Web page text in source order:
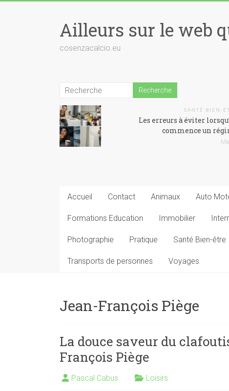
Ailleurs sur le web
cosenzacalcio.eu
SANTÉ BIEN-
Les erreurs à éviter
commence un
Accueil Contact Animaux Auto
Formations Education Immobilier
Photographie Pratique Santé Bien-être
Transports de personnes Voyages
Jean-François Piège
La douce saveur du
François Piège
Pascal Cabus Loisirs